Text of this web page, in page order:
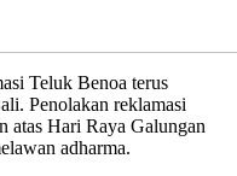
Teluk Benoa terus
Penolakan reklamasi
atas Hari Raya Galungan
adharma.